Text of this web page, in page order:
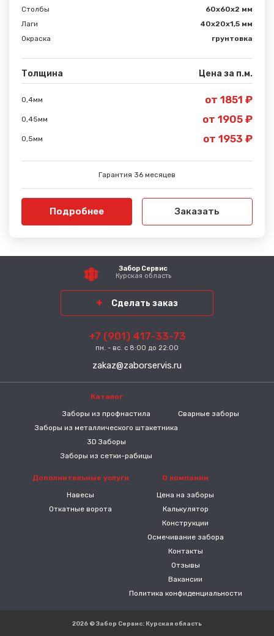
Столбы
60х60х2 мм
Лаги
40х20х1,5 мм
Окраска
грунтовка
Толщина Цена за п.м.
0,4мм от 1851 ₽
0,45мм от 1905 ₽
0,5мм от 1953 ₽
Гарантия 36 месяцев
Подробнее Заказать
Забор Сервис
Курская область
Сделать заказ
+7 (901) 417-33-73
пн. - вс. с 8:00 до 22:00
zakaz@zaborservis.ru
Каталог
Заборы из профнастила
Заборы из металлического штакетника
3D Заборы
Заборы из сетки-рабицы
Сварные заборы
Дополнительные услуги
Навесы
Откатные ворота
О компании
Цена на заборы
Калькулятор
Конструкции
Осмечивание забора
Контакты
Отзывы
Вакансии
Политика конфиденциальности
2026 © Забор Сервис: Курская область